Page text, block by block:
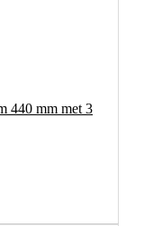
440 mm met 3